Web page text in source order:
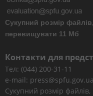
Сукупний розмір
перевищувати 11 Мб
Контакти для
Тел: (044) 200-31-11
e-mail: press@spfu.gov.ua
Сукупний розмір